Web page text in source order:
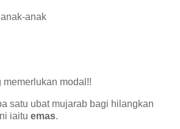
anak
modal!!
satu ubat mujarab bagi hilangkan
iaitu emas.